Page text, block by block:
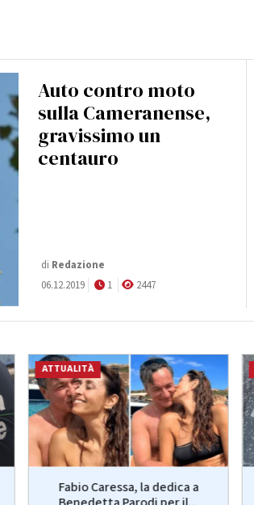
Auto contro moto
sulla Cameranense,
gravissimo un
centauro
di Redazione
06.12.2019
1 2447
ATTUALITÀ
Fabio Caressa, la dedica a